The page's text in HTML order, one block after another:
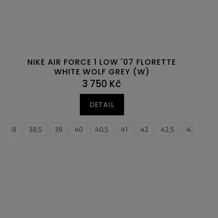
47,5
NIKE AIR FORCE 1 LOW '07 FLORETTE
WHITE WOLF GREY (W)
3 750 Kč
DETAIL
38 38,5 39 40 40,5 41 42 42,5 43